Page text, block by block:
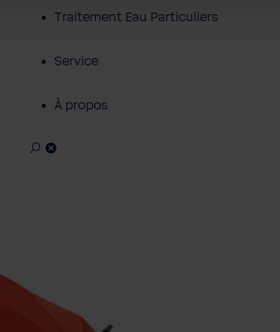
Traitement Eau Particuliers
Service
À propos